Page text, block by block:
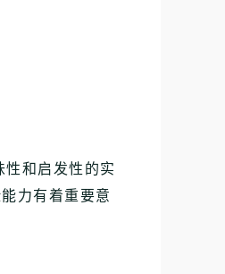
和启发性的实
力有着重要意